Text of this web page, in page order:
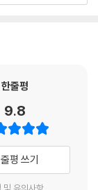
사기꾼이 많은데 이
꾼이다. 단기적으
로 굳어질 때 오는
하며 얻게 된 깨달
사람들은 꼭 운동
한줄평
9.8
평 쓰기
및 유의사항